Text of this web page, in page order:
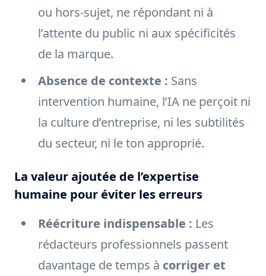
ou hors-sujet, ne répondant ni à
l’attente du public ni aux spécificités
de la marque.
Absence de contexte : Sans
intervention humaine, l’IA ne perçoit ni
la culture d’entreprise, ni les subtilités
du secteur, ni le ton approprié.
La valeur ajoutée de l’expertise
humaine pour éviter les erreurs
Réécriture indispensable : Les
rédacteurs professionnels passent
davantage de temps à corriger et